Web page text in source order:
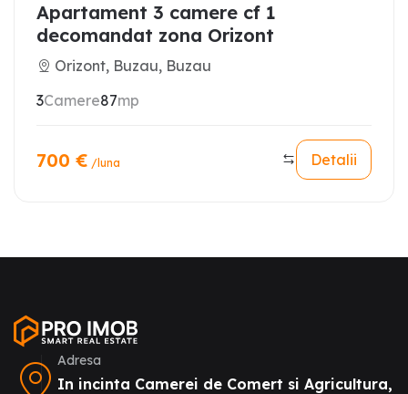
Apartament 3 camere cf 1
decomandat zona Orizont
Orizont, Buzau, Buzau
3Camere87mp
700 € /luna Detalii
Adresa
In incinta Camerei de Comert si Agricultura,